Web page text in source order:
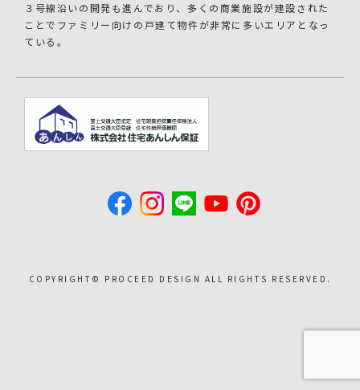
３号線沿いの開発も進んでおり、多くの商業施設が建設された
ことでファミリー向けの戸建て物件が非常に多いエリアとなっ
ている。
COPYRIGHT©︎ PROCEED DESIGN ALL RIGHTS RESERVED.